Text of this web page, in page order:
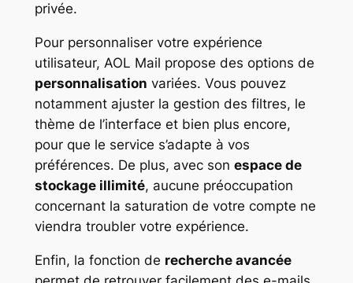
privée.
Pour personnaliser votre expérience
utilisateur, AOL Mail propose des options de
personnalisation variées. Vous pouvez
notamment ajuster la gestion des filtres, le
thème de l’interface et bien plus encore,
pour que le service s’adapte à vos
préférences. De plus, avec son espace de
stockage illimité, aucune préoccupation
concernant la saturation de votre compte ne
viendra troubler votre expérience.
Enfin, la fonction de recherche avancée